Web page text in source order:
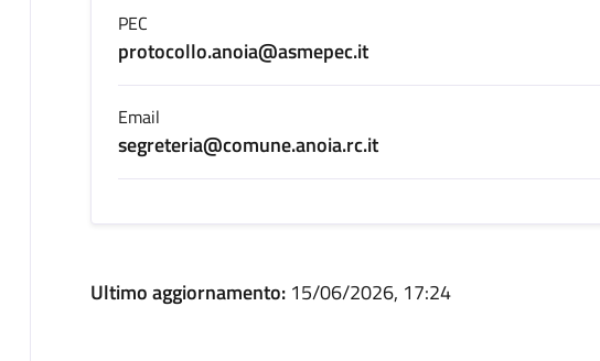
PEC
protocollo.anoia@asmepec.it
Email
segreteria@comune.anoia.rc.it
Ultimo aggiornamento: 15/06/2026, 17:24